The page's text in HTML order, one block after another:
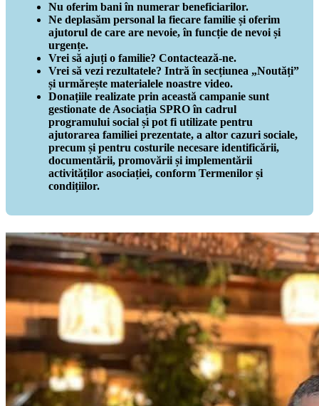
Nu oferim bani în numerar beneficiarilor.
Ne deplasăm personal la fiecare familie și oferim
ajutorul de care are nevoie, în funcție de nevoi și
urgențe.
Vrei să ajuți o familie? Contactează-ne.
Vrei să vezi rezultatele? Intră în secțiunea „Noutăți”
și urmărește materialele noastre video.
Donațiile realizate prin această campanie sunt
gestionate de Asociația SPRO în cadrul
programului social și pot fi utilizate pentru
ajutorarea familiei prezentate, a altor cazuri sociale,
precum și pentru costurile necesare identificării,
documentării, promovării și implementării
activităților asociației, conform Termenilor și
condițiilor.